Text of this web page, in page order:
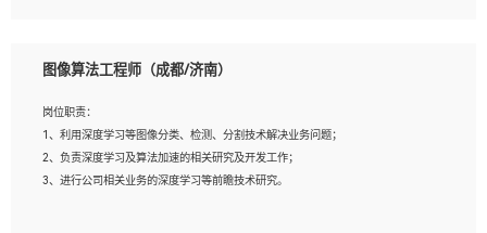
研发管理流程建设经验；
常用框架和技术Springboot、Shiro、springcloud等；熟悉Linux常用命令和了解常
用脚本语言，较丰富的线上系统运维经验，复杂问题排查思路清晰。
出相关的解决方案，包括视频分析、图像识别、NLP、OCR、机器学习等；
AI算法框架，对人脸识别、目标检测、图像识别、OCR、NLP等AI算法有深刻理
解。具有AI平台级产品/解决方案从业经验者优先。具有大数据技术背景者优先；
6、具备良好的客户意识与沟通能力，善于学习思考、创新与团队协作，认真负责、
执行力与抗压力强。
图像算法工程师（成都/济南）
岗位职责：
1、利用深度学习等图像分类、检测、分割技术解决业务问题；
2、负责深度学习及算法加速的相关研究及开发工作；
3、进行公司相关业务的深度学习等前瞻技术研究。